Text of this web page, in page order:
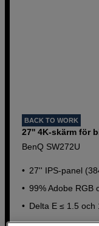
BACK TO WORK
27'' 4K-skärm för
BenQ SW272U
27'' IPS-panel
99% Adobe RGB
Delta E ≤ 1.5 och